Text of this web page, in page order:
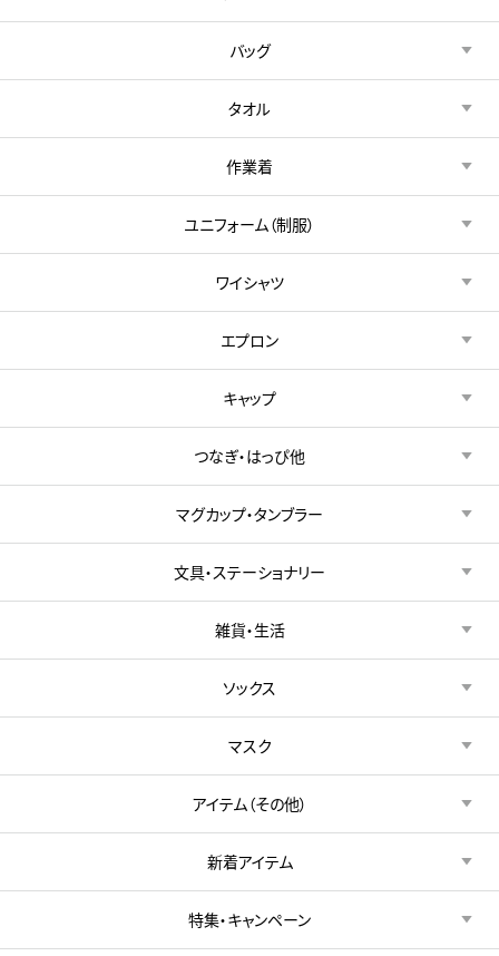
バッグ
タオル
作業着
ユニフォーム（制服）
ワイシャツ
エプロン
キャップ
つなぎ・はっぴ他
マグカップ・タンブラー
文具・ステーショナリー
雑貨・生活
ソックス
マスク
アイテム（その他）
新着アイテム
特集・キャンペーン